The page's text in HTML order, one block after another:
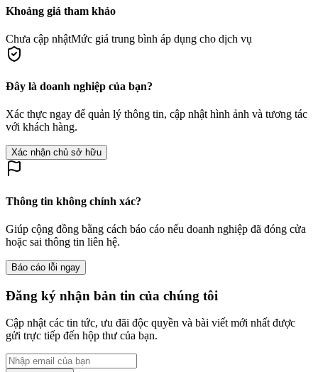
Khoảng giá tham khảo
Chưa cập nhậtMức giá trung bình áp dụng cho dịch vụ
Đây là doanh nghiệp của bạn?
Xác thực ngay để quản lý thông tin, cập nhật hình ảnh và tương tác
với khách hàng.
Xác nhận chủ sở hữu
Thông tin không chính xác?
Giúp cộng đồng bằng cách báo cáo nếu doanh nghiệp đã đóng cửa
hoặc sai thông tin liên hệ.
Báo cáo lỗi ngay
Đăng ký nhận bản tin của chúng tôi
Cập nhật các tin tức, ưu đãi độc quyền và bài viết mới nhất được
gửi trực tiếp đến hộp thư của bạn.